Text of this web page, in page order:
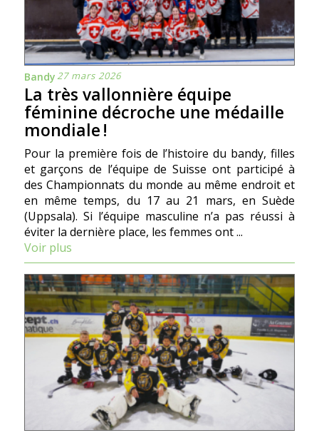
Bandy27 mars 2026
La très vallonnière équipe
féminine décroche une médaille
mondiale !
Pour la première fois de l’histoire du bandy, filles
et garçons de l’équipe de Suisse ont participé à
des Championnats du monde au même endroit et
en même temps, du 17 au 21 mars, en Suède
(Uppsala). Si l’équipe masculine n’a pas réussi à
éviter la dernière place, les femmes ont ...
Voir plus